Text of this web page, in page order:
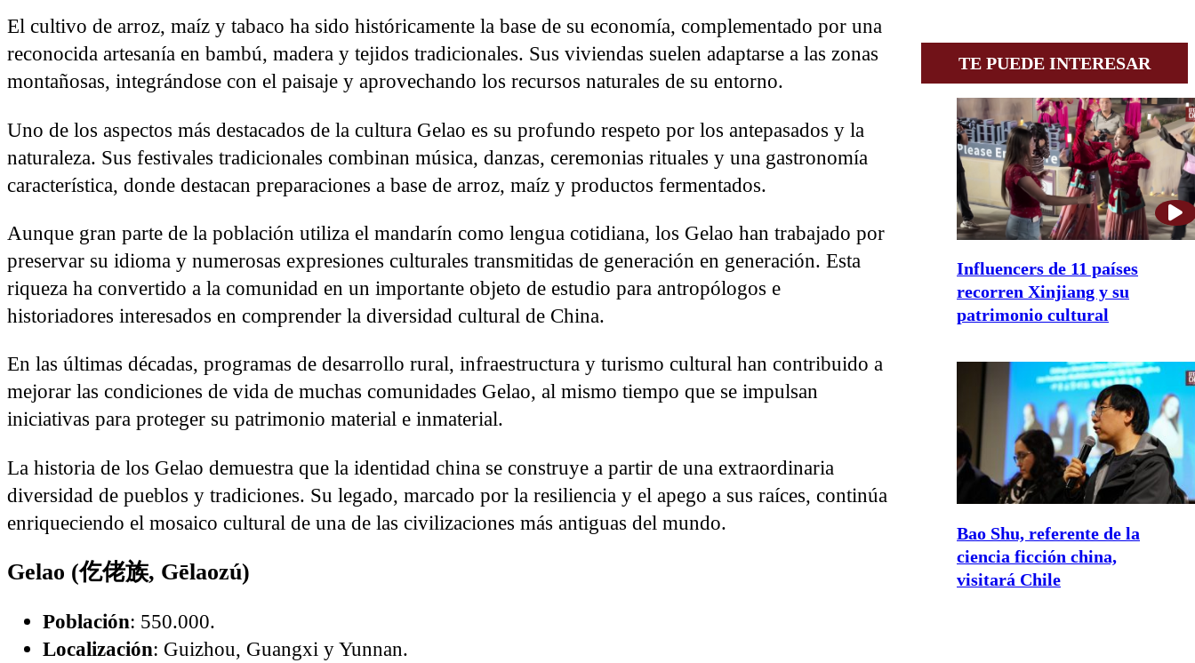
El cultivo de arroz, maíz y tabaco ha sido históricamente la base de su economía, complementado por una
reconocida artesanía en bambú, madera y tejidos tradicionales. Sus viviendas suelen adaptarse a las zonas
montañosas, integrándose con el paisaje y aprovechando los recursos naturales de su entorno.
Uno de los aspectos más destacados de la cultura Gelao es su profundo respeto por los antepasados y la
naturaleza. Sus festivales tradicionales combinan música, danzas, ceremonias rituales y una gastronomía
característica, donde destacan preparaciones a base de arroz, maíz y productos fermentados.
Aunque gran parte de la población utiliza el mandarín como lengua cotidiana, los Gelao han trabajado por
preservar su idioma y numerosas expresiones culturales transmitidas de generación en generación. Esta
riqueza ha convertido a la comunidad en un importante objeto de estudio para antropólogos e
historiadores interesados en comprender la diversidad cultural de China.
En las últimas décadas, programas de desarrollo rural, infraestructura y turismo cultural han contribuido a
mejorar las condiciones de vida de muchas comunidades Gelao, al mismo tiempo que se impulsan
iniciativas para proteger su patrimonio material e inmaterial.
La historia de los Gelao demuestra que la identidad china se construye a partir de una extraordinaria
diversidad de pueblos y tradiciones. Su legado, marcado por la resiliencia y el apego a sus raíces, continúa
enriqueciendo el mosaico cultural de una de las civilizaciones más antiguas del mundo.
Gelao (仡佬族, Gēlaozú)
Población: 550.000.
Localización: Guizhou, Guangxi y Yunnan.
TE PUEDE INTERESAR
Influencers de 11 países
recorren Xinjiang y su
patrimonio cultural
Bao Shu, referente de la
ciencia ficción china,
visitará Chile